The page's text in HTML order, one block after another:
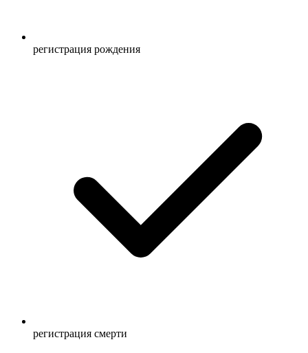
регистрация рождения
регистрация смерти